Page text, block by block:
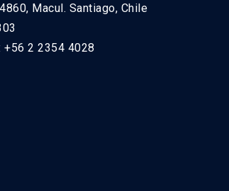
Macul. Santiago, Chile
2 2354 4028